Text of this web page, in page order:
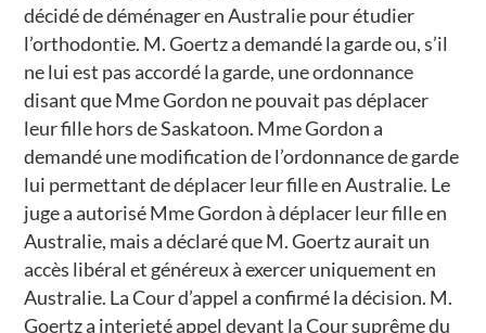
décidé de déménager en Australie pour étudier
l’orthodontie. M. Goertz a demandé la garde ou, s’il
ne lui est pas accordé la garde, une ordonnance
disant que Mme Gordon ne pouvait pas déplacer
leur fille hors de Saskatoon. Mme Gordon a
demandé une modification de l’ordonnance de garde
lui permettant de déplacer leur fille en Australie. Le
juge a autorisé Mme Gordon à déplacer leur fille en
Australie, mais a déclaré que M. Goertz aurait un
accès libéral et généreux à exercer uniquement en
Australie. La Cour d’appel a confirmé la décision. M.
Goertz a interjeté appel devant la Cour suprême du